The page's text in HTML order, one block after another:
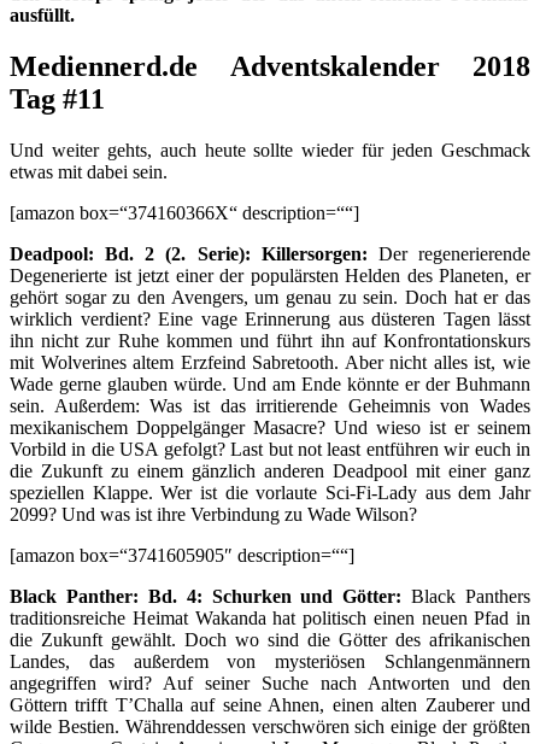
ausfüllt.
Mediennerd.de Adventskalender 2018
Tag #11
Und weiter gehts, auch heute sollte wieder für jeden Geschmack
etwas mit dabei sein.
[amazon box=“374160366X“ description=““]
Deadpool: Bd. 2 (2. Serie): Killersorgen: Der regenerierende
Degenerierte ist jetzt einer der populärsten Helden des Planeten, er
gehört sogar zu den Avengers, um genau zu sein. Doch hat er das
wirklich verdient? Eine vage Erinnerung aus düsteren Tagen lässt
ihn nicht zur Ruhe kommen und führt ihn auf Konfrontationskurs
mit Wolverines altem Erzfeind Sabretooth. Aber nicht alles ist, wie
Wade gerne glauben würde. Und am Ende könnte er der Buhmann
sein. Außerdem: Was ist das irritierende Geheimnis von Wades
mexikanischem Doppelgänger Masacre? Und wieso ist er seinem
Vorbild in die USA gefolgt? Last but not least entführen wir euch in
die Zukunft zu einem gänzlich anderen Deadpool mit einer ganz
speziellen Klappe. Wer ist die vorlaute Sci-Fi-Lady aus dem Jahr
2099? Und was ist ihre Verbindung zu Wade Wilson?
[amazon box=“3741605905″ description=““]
Black Panther: Bd. 4: Schurken und Götter: Black Panthers
traditionsreiche Heimat Wakanda hat politisch einen neuen Pfad in
die Zukunft gewählt. Doch wo sind die Götter des afrikanischen
Landes, das außerdem von mysteriösen Schlangenmännern
angegriffen wird? Auf seiner Suche nach Antworten und den
Göttern trifft T’Challa auf seine Ahnen, einen alten Zauberer und
wilde Bestien. Währenddessen verschwören sich einige der größten